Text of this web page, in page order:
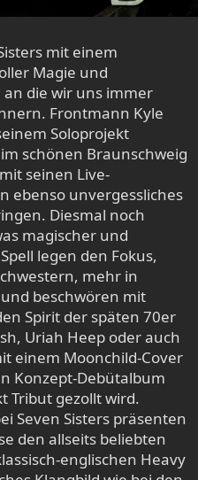
mit einem
Magie und
die wir uns immer
Frontmann Kyle
Soloprojekt
schönen Braunschweig
seinen Live-
ebenso unvergessliches
Diesmal noch
magischer und
legen den Fokus,
mehr in
beschwören mit
Spirit der späten 70er
Uriah Heep oder auch
einem Moonchild-Cover
Konzept-Debütalbum
Tribut gezollt wird.
Seven Sisters präsenten
den allseits beliebten
englischen Heavy